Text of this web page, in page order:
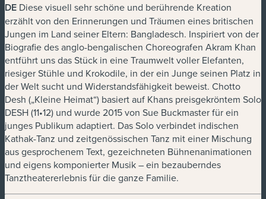
DE Diese visuell sehr schöne und berührende Kreation
erzählt von den Erinnerungen und Träumen eines britischen
Jungen im Land seiner Eltern: Bangladesch. Inspiriert von der
Biografie des anglo-bengalischen Choreografen Akram Khan
entführt uns das Stück in eine Traumwelt voller Elefanten,
riesiger Stühle und Krokodile, in der ein Junge seinen Platz in
der Welt sucht und Widerstandsfähigkeit beweist. Chotto
Desh („Kleine Heimat“) basiert auf Khans preisgekröntem Solo
DESH(11•12) und wurde 2015 von Sue Buckmaster für ein
junges Publikum adaptiert. Das Solo verbindet indischen
Kathak-Tanz und zeitgenössischen Tanz mit einer Mischung
aus gesprochenem Text, gezeichneten Bühnenanimationen
und eigens komponierter Musik – ein bezauberndes
Tanztheatererlebnis für die ganze Familie.